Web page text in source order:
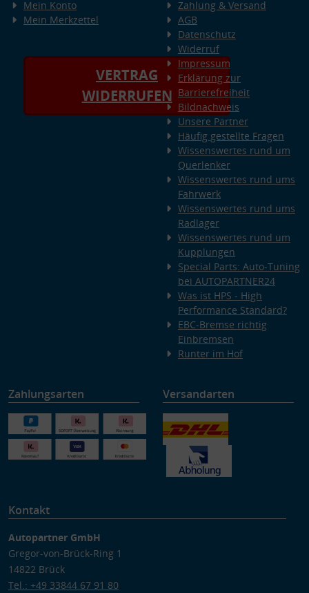
Mein Konto
Mein Merkzettel
VERTRAG
WIDERRUFEN
Zahlung & Versand
AGB
Datenschutz
Widerruf
Impressum
Erklärung zur
Barrierefreiheit
Bildnachweis
Unsere Partner
Häufig gestellte Fragen
Wissenswertes rund um
Querlenker
Wissenswertes rund ums
Fahrwerk
Wissenswertes rund ums
Radlager
Wissenswertes rund um
Kupplungen
Special Parts: Auto-Tuning
bei AUTOPARTNER24
Was ist HPS - High
Performance Standard?
EBC-Bremse richtig
Einbremsen
Runter im Hof
Zahlungsarten Versandarten
Kontakt
Autopartner GmbH
Gregor-von-Brück-Ring 1
14822 Brück
Tel.: +49 33844 67 91 80